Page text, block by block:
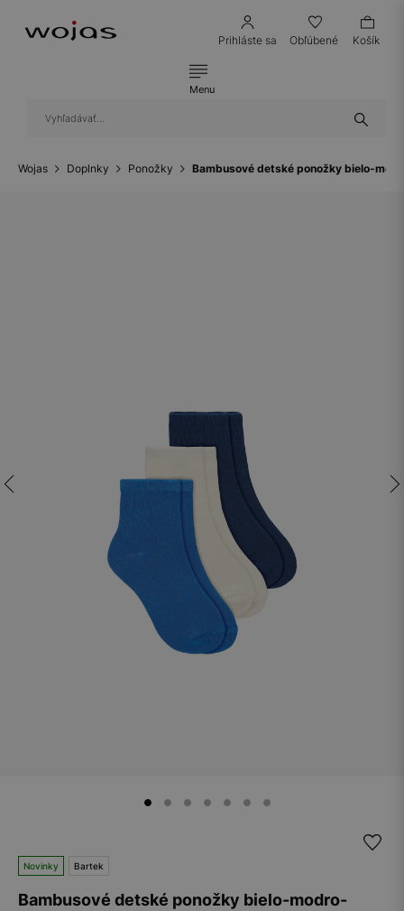
Prihláste sa Obľúbené Košík
Menu
Wojas Doplnky Ponožky Bambusové detské ponožky bielo-
Novinky Bartek
Bambusové detské ponožky bielo-modro-